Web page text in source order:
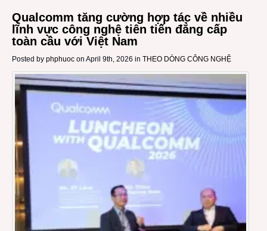
Qualcomm tăng cường hợp tác về nhiều
lĩnh vực công nghệ tiên tiến đẳng cấp
toàn cầu với Việt Nam
Posted by phphuoc on April 9th, 2026 in THEO DÒNG CÔNG NGHỆ